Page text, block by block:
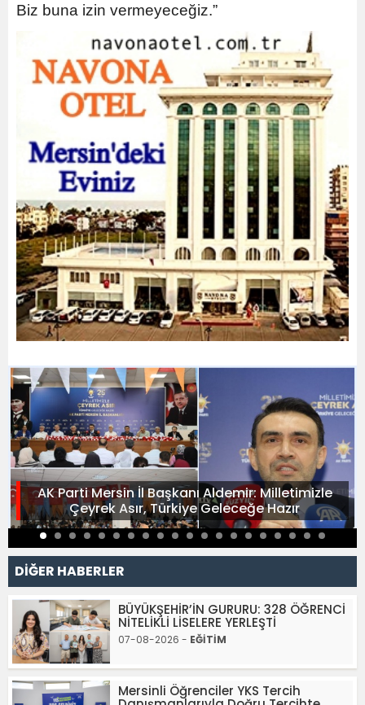
Biz buna izin vermeyeceğiz.”
AK Parti Mersin İl Başkanı Aldemir: Milletimizle
Çeyrek Asır, Türkiye Geleceğe Hazır
DİĞER HABERLER
BÜYÜKŞEHİR’İN GURURU: 328 ÖĞRENCİ
NİTELİKLİ LİSELERE YERLEŞTİ
07-08-2026 - EĞİTİM
Mersinli Öğrenciler YKS Tercih